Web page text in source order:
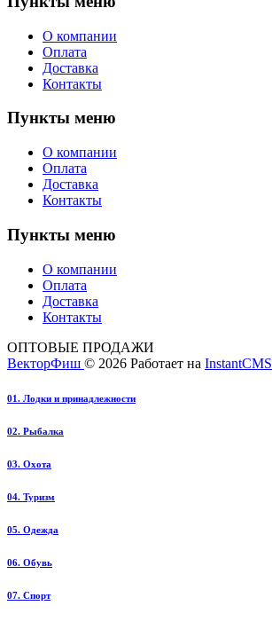
О компании
Оплата
Доставка
Контакты
Пункты меню
О компании
Оплата
Доставка
Контакты
Пункты меню
О компании
Оплата
Доставка
Контакты
ОПТОВЫЕ ПРОДАЖИ
ВекторФиш © 2026 Работает на InstantCMS
01. Лодки и принадлежности
02. Рыбалка
03. Охота
04. Туризм
05. Одежда
06. Обувь
07. Спорт